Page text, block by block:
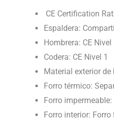
CE Certification
Espaldera:
Hombrera: CE Nivel
Codera: CE Nivel 1
Material exterior de
Forro térmico:
Forro
Forro interior: